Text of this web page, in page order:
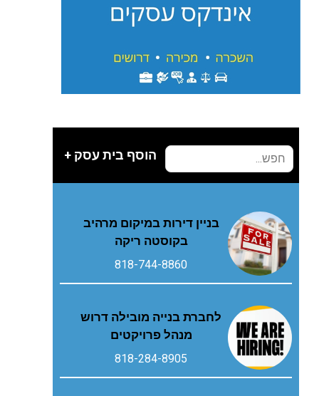
הוסף בית עסק +
בניין דירות במיקום מרהיב
בקוסטה ריקה
818-744-8860
לחברת בנייה מובילה דרוש
מנהל פרויקטים
818-284-8905